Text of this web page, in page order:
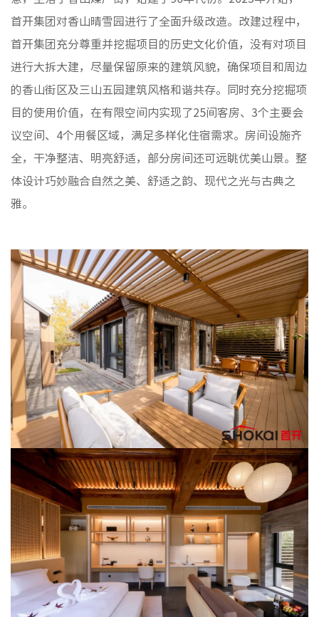
首开集团对香山晴雪园进行了全面升级改造。改建过程中，
首开集团充分尊重并挖掘项目的历史文化价值，没有对项目
进行大拆大建，尽量保留原来的建筑风貌，确保项目和周边
的香山街区及三山五园建筑风格和谐共存。同时充分挖掘项
目的使用价值，在有限空间内实现了25间客房、3个主要会
议空间、4个用餐区域，满足多样化住宿需求。房间设施齐
全，干净整洁、明亮舒适，部分房间还可远眺优美山景。整
体设计巧妙融合自然之美、舒适之韵、现代之光与古典之
雅。